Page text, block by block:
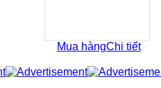
Mua hàngChi tiết